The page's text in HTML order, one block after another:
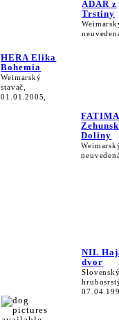
HERA Elika
Bohemia
Weimarský
stavač,
01.01.2005,
ADAR z
Trstiny
Doliny
NIL
dvor